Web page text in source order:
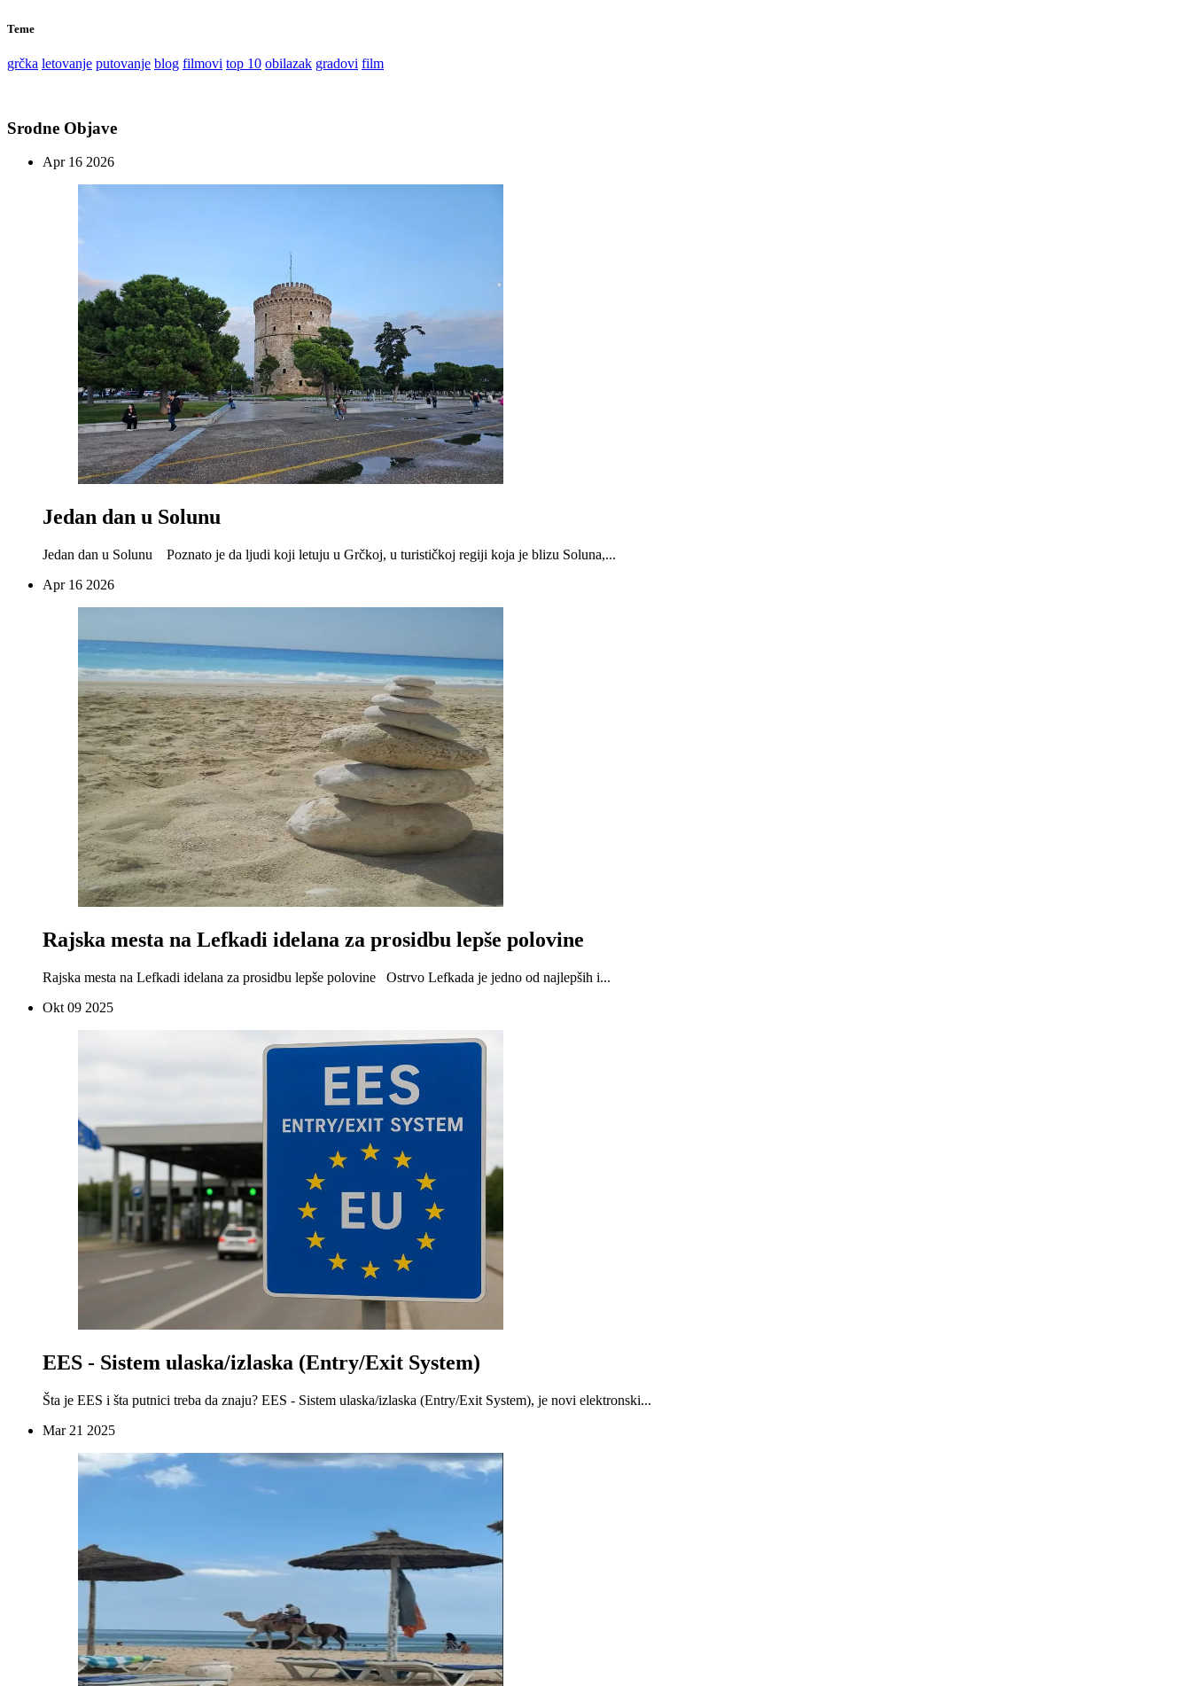
Teme
grčka letovanje putovanje blog filmovi top 10 obilazak gradovi film
Srodne Objave
Apr 16 2026
Jedan dan u Solunu
Jedan dan u Solunu Poznato je da ljudi koji letuju u Grčkoj, u turističkoj regiji koja je blizu Soluna,...
Apr 16 2026
Rajska mesta na Lefkadi idelana za prosidbu lepše polovine
Rajska mesta na Lefkadi idelana za prosidbu lepše polovine Ostrvo Lefkada je jedno od najlepših i...
Okt 09 2025
EES - Sistem ulaska/izlaska (Entry/Exit System)
Šta je EES i šta putnici treba da znaju? EES - Sistem ulaska/izlaska (Entry/Exit System), je novi elektronski...
Mar 21 2025